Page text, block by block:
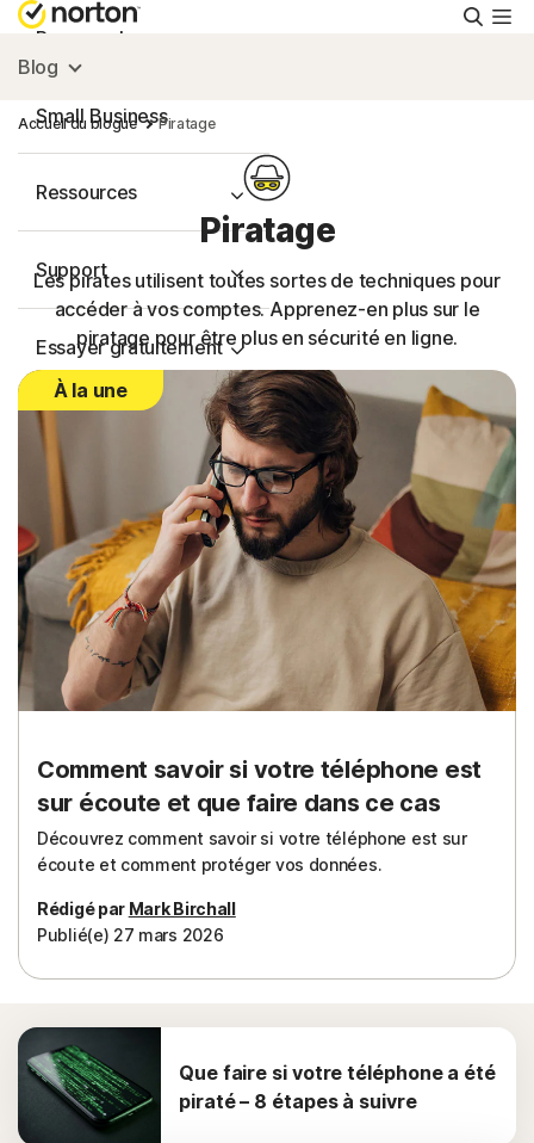
Personnel
Small Business
Ressources
Support
Essayer gratuitement
Connexion
Blog
Accueil du blogue Piratage
Piratage
Les pirates utilisent toutes sortes de techniques pour
accéder à vos comptes. Apprenez-en plus sur le
piratage pour être plus en sécurité en ligne.
À la une
Comment savoir si votre téléphone est
sur écoute et que faire dans ce cas
Découvrez comment savoir si votre téléphone est sur
écoute et comment protéger vos données.
Rédigé par Mark Birchall
Publié(e) 27 mars 2026
Que faire si votre téléphone a été
piraté – 8 étapes à suivre